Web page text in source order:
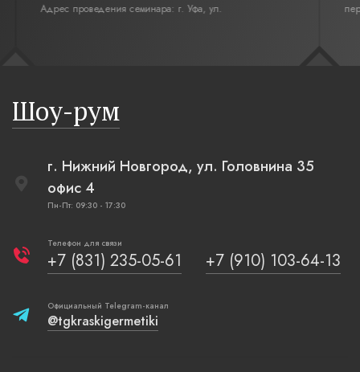
Адрес проведения семинара: г. Уфа, ул.
Шоу-рум
г. Нижний Новгород, ул. Головнина 35
офис 4
Пн-Пт: 09:30 - 17:30
Телефон для связи
+7 (831) 235-05-61 +7 (910) 103-64-13
Официальный Telegram-канал
@tgkraskigermetiki